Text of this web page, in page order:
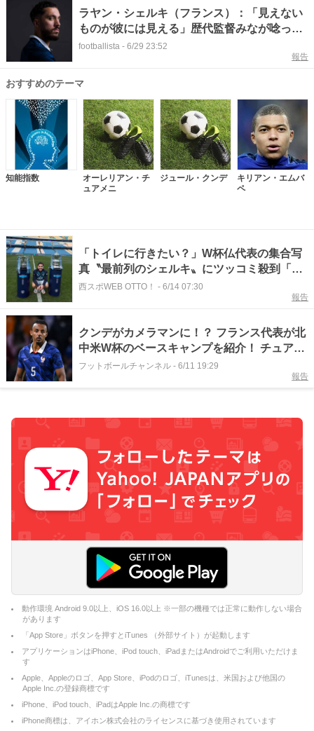
ラヤン・シェルキ（フランス）：「見えない
ものが彼には見える」歴代監督みなが唸っ
た、恐ろしいサッカーIQの持ち主
footballista - 6/29 23:52
報告
おすすめのテーマ
知能指数
オーレリアン・チ
ュアメニ
ジュール・クンデ
キリアン・エムバ
ペ
「トイレに行きたい？」W杯仏代表の集合写
真〝最前列のシェルキ〟にツッコミ殺到「笑
いが止まらない」「そのポーズは何？」
西スポWEB OTTO！ - 6/14 07:30
報告
クンデがカメラマンに！？ フランス代表が北
中米W杯のベースキャンプを紹介！ チュアメ
ニやシェルキも登場
フットボールチャンネル - 6/11 19:29
報告
動作環境 Android 9.0以上、iOS 16.0以上 ※一部の機種では正常に動作しない場合
があります
「App Store」ボタンを押すとiTunes （外部サイト）が起動します
アプリケーションはiPhone、iPod touch、iPadまたはAndroidでご利用いただけま
す
Apple、Appleのロゴ、App Store、iPodのロゴ、iTunesは、米国および他国の
Apple Inc.の登録商標です
iPhone、iPod touch、iPadはApple Inc.の商標です
iPhone商標は、アイホン株式会社のライセンスに基づき使用されています